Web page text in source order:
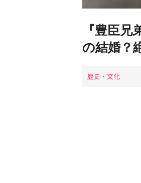
『豊臣
の結婚？
歴史・文化